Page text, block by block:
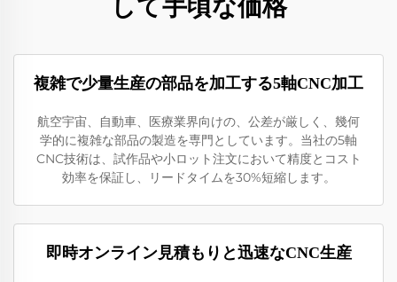
して手頃な価格
複雑で少量生産の部品を加工する5軸CNC加工
航空宇宙、自動車、医療業界向けの、公差が厳しく、幾何
学的に複雑な部品の製造を専門としています。当社の5軸
CNC技術は、試作品や小ロット注文において精度とコスト
効率を保証し、リードタイムを30%短縮します。
即時オンライン見積もりと迅速なCNC生産